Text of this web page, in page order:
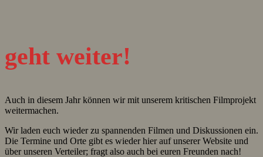
geht weiter!
Auch in diesem Jahr können wir mit unserem kritischen Filmprojekt
weitermachen.
Wir laden euch wieder zu spannenden Filmen und Diskussionen ein.
Die Termine und Orte gibt es wieder hier auf unserer Website und
über unseren Verteiler; fragt also auch bei euren Freunden nach!